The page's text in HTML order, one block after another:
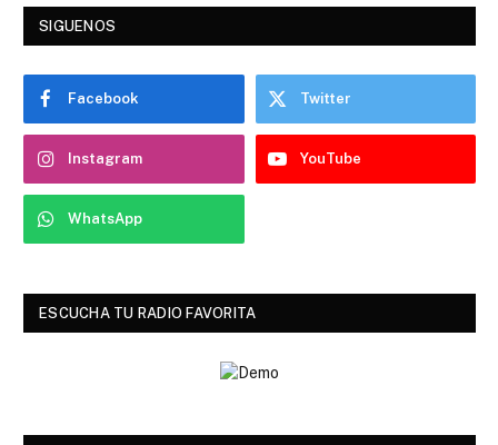
SIGUENOS
Facebook Twitter
Instagram YouTube
WhatsApp
ESCUCHA TU RADIO FAVORITA